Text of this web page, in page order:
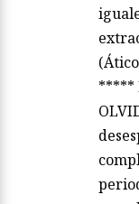
*****